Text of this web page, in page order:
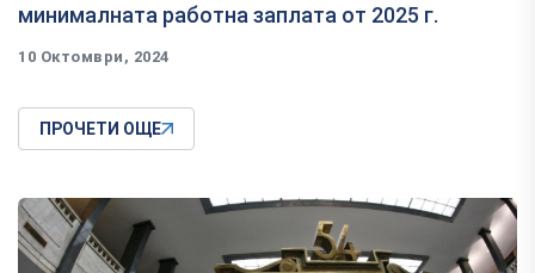
минималната работна заплата от 2025 г.
10 Октомври, 2024
ПРОЧЕТИ ОЩЕ